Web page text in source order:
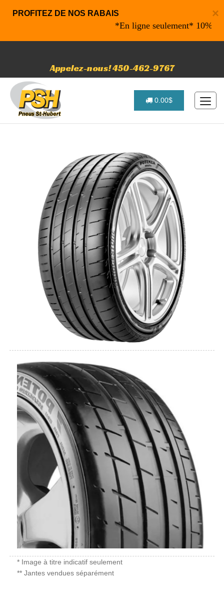
×
PROFITEZ DE NOS RABAIS
*En ligne seulement* 10% de
Appelez-nous! 450-462-9767
0.00$
* Image à titre indicatif seulement
** Jantes vendues séparément